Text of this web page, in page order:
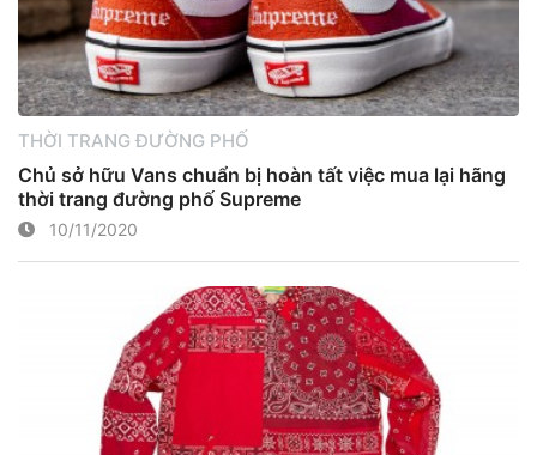
THỜI TRANG ĐƯỜNG PHỐ
Chủ sở hữu Vans chuẩn bị hoàn tất việc mua lại hãng
thời trang đường phố Supreme
10/11/2020